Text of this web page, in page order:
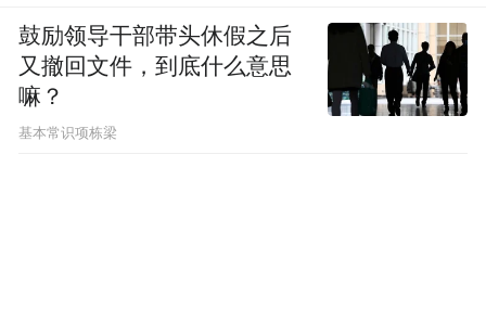
鼓励领导干部带头休假之后
又撤回文件，到底什么意思
嘛？
基本常识项栋梁